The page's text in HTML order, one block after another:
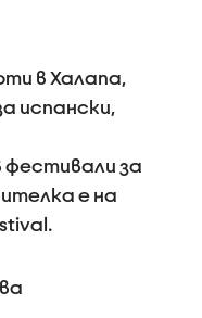
в Халапа,
испански,
за
е на